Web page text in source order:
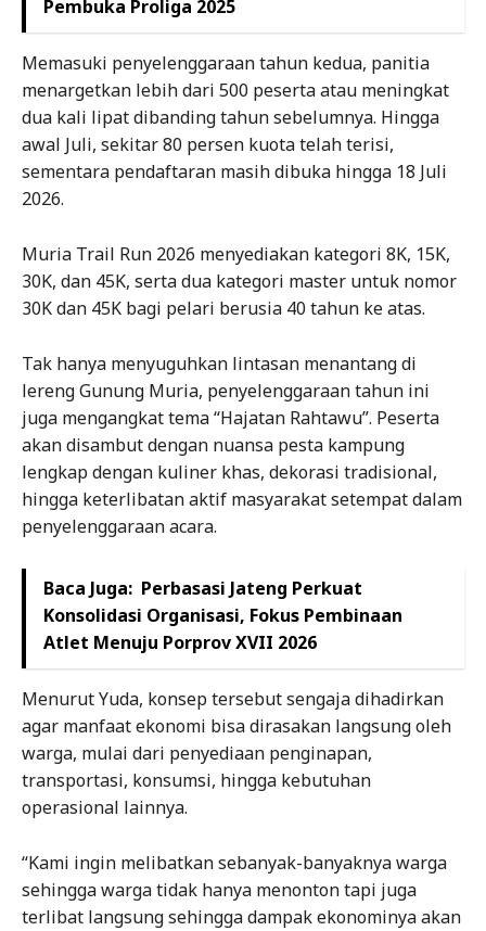
Pembuka Proliga 2025
Memasuki penyelenggaraan tahun kedua, panitia
menargetkan lebih dari 500 peserta atau meningkat
dua kali lipat dibanding tahun sebelumnya. Hingga
awal Juli, sekitar 80 persen kuota telah terisi,
sementara pendaftaran masih dibuka hingga 18 Juli
2026.
Muria Trail Run 2026 menyediakan kategori 8K, 15K,
30K, dan 45K, serta dua kategori master untuk nomor
30K dan 45K bagi pelari berusia 40 tahun ke atas.
Tak hanya menyuguhkan lintasan menantang di
lereng Gunung Muria, penyelenggaraan tahun ini
juga mengangkat tema “Hajatan Rahtawu”. Peserta
akan disambut dengan nuansa pesta kampung
lengkap dengan kuliner khas, dekorasi tradisional,
hingga keterlibatan aktif masyarakat setempat dalam
penyelenggaraan acara.
Baca Juga: Perbasasi Jateng Perkuat
Konsolidasi Organisasi, Fokus Pembinaan
Atlet Menuju Porprov XVII 2026
Menurut Yuda, konsep tersebut sengaja dihadirkan
agar manfaat ekonomi bisa dirasakan langsung oleh
warga, mulai dari penyediaan penginapan,
transportasi, konsumsi, hingga kebutuhan
operasional lainnya.
“Kami ingin melibatkan sebanyak-banyaknya warga
sehingga warga tidak hanya menonton tapi juga
terlibat langsung sehingga dampak ekonominya akan